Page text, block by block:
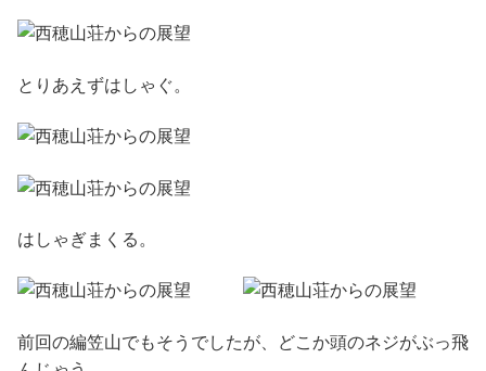
とりあえずはしゃぐ。
はしゃぎまくる。
前回の編笠山でもそうでしたが、どこか頭のネジがぶっ飛